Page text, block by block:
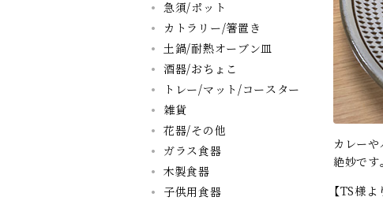
カレー
絶妙です。
【TS様
急須/ポット
カトラリー/箸置き
土鍋/耐熱オーブン皿
酒器/おちょこ
トレー/マット/コースター
雑貨
花器/その他
ガラス食器
木製食器
子供用食器